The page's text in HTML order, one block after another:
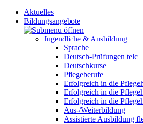
Aktuelles
Bildungsangebote
Jugendliche & Ausbildung
Sprache
Deutsch-Prüfungen telc
Deutschkurse
Pflegeberufe
Erfolgreich in die
Erfolgreich in die
Erfolgreich in die
Aus-/Weiterbildung
Assistierte Ausbildung